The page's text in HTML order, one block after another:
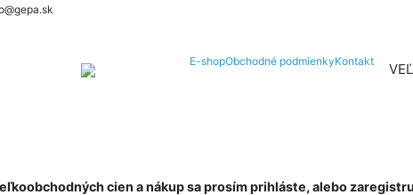
E-shopObchodné podmienkyKontakt
cien a nákup sa prosím prihláste, alebo